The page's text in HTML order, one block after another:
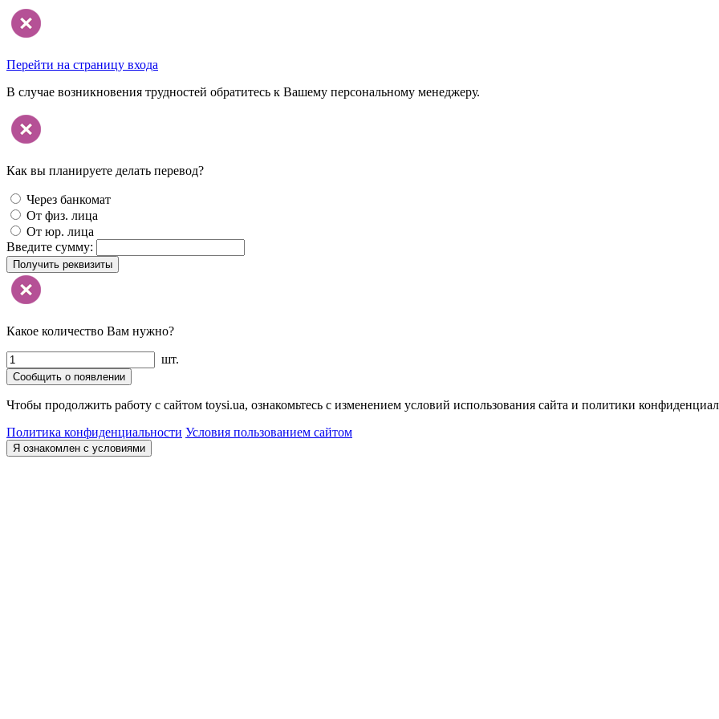
Перейти на страницу входа
В случае возникновения трудностей обратитесь к Вашему персональному менеджеру.
Как вы планируете делать перевод?
Через банкомат
От физ. лица
От юр. лица
Введите сумму:
Получить реквизиты
Какое количество Вам нужно?
шт.
Сообщить о появлении
Чтобы продолжить работу с сайтом toysi.ua, ознакомьтесь с изменением условий использования сайта и политики
Политика конфиденциальности Условия пользованием сайтом
Я ознакомлен с условиями